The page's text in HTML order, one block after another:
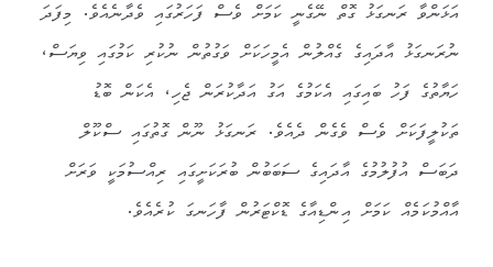
އަޅަންވާ ރަނގަޅު ގޮތް ނޭގެނީ ކަމަށް ވެސް ފަހަރުގައި ވެދާނެއެވެ. މިފަދަ
ނުރަނގަޅު އާދައިގެ ގެއްލުން އެމީހަކަށް ވަގުތުން ނުކުރި ކަމުގައި ވިޔަސް،
ހަޔާތުގެ ފަހު ބައިގައި އެކަމުގެ އަގު އަދާކުރަން ޖެހި، އެކަން ބޮޑު
ތަކުލީފަކަށް ވެސް ވެގެން ދެއެވެ. ރަނގަޅު ނޫން ގޮތުގައި ސްކޫލް
ދަބަސް އުފުލުމުގެ އާދައިގެ ސަބަބުން ބުރަކަށީގައި ރިއްސުމަކީ ވަރަށް
އާއްމުކަމެއް ކަމަށް އިންޑިއާގެ ޑޮކްޓަރުން ފާހަނގަ ކުރެއެވެ.